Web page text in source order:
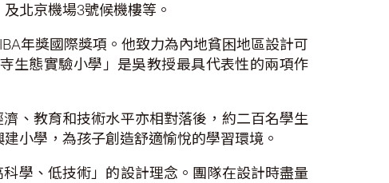
北京機場3號候機樓等。
年獎國際獎項。他致力為內地貧困地區設計可
生態實驗小學」是吳教授最具代表性的兩項作
、教育和技術水平亦相對落後，約二百名學生
小學，為孩子創造舒適愉悅的學習環境。
學、低技術」的設計理念。團隊在設計時盡量